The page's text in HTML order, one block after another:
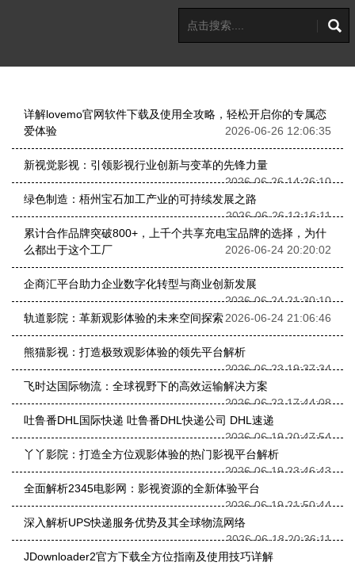
详解lovemo官网软件下载及使用全攻略，轻松开启你的专属恋
爱体验
2026-06-26 12:06:35
新视觉影视：引领影视行业创新与变革的先锋力量
2026-06-26 14:26:10
绿色制造：梧州宝石加工产业的可持续发展之路
2026-06-26 12:16:11
累计合作品牌突破800+，上千个共享充电宝品牌的选择，为什
么都出于这个工厂
2026-06-24 20:20:02
企商汇平台助力企业数字化转型与商业创新发展
2026-06-24 21:30:10
轨道影院：革新观影体验的未来空间探索2026-06-24 21:06:46
熊猫影视：打造极致观影体验的领先平台解析
2026-06-23 19:37:34
飞时达国际物流：全球视野下的高效运输解决方案
2026-06-22 17:44:08
吐鲁番DHL国际快递 吐鲁番DHL快递公司 DHL速递
2026-06-19 20:47:54
丫丫影院：打造全方位观影体验的热门影视平台解析
2026-06-19 23:46:43
全面解析2345电影网：影视资源的全新体验平台
2026-06-19 21:50:44
深入解析UPS快递服务优势及其全球物流网络
2026-06-18 20:36:11
JDownloader2官方下载全方位指南及使用技巧详解